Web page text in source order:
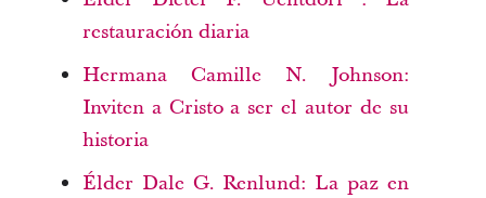
restauración diaria
Hermana Camille N. Johnson:
Inviten a Cristo a ser el autor de su
historia
Élder Dale G. Renlund: La paz en